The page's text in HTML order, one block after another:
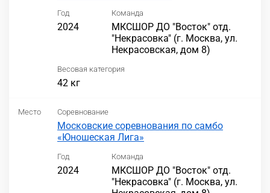
Год
2024
Команда
МКСШОР ДО "Восток" отд.
"Некрасовка" (г. Москва, ул.
Некрасовская, дом 8)
Весовая категория
42 кг
Место Соревнование
Московские соревнования по самбо
«Юношеская Лига»
Год
2024
Команда
МКСШОР ДО "Восток" отд.
"Некрасовка" (г. Москва, ул.